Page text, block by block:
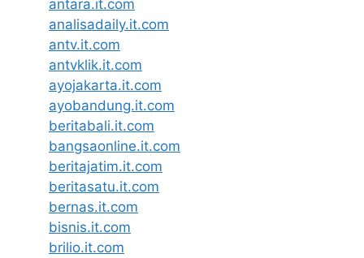
antara.it.com
analisadaily.it.com
antv.it.com
antvklik.it.com
ayojakarta.it.com
ayobandung.it.com
beritabali.it.com
bangsaonline.it.com
beritajatim.it.com
beritasatu.it.com
bernas.it.com
bisnis.it.com
brilio.it.com